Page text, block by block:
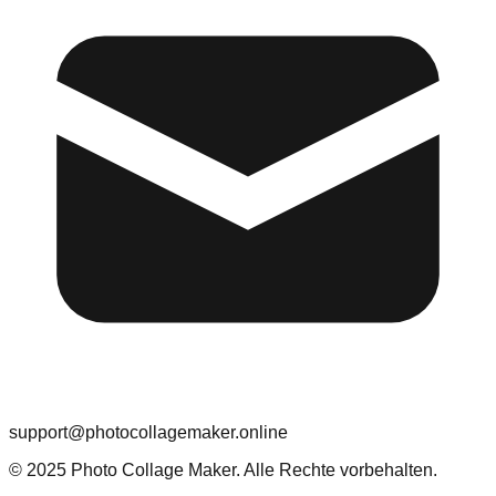
support@photocollagemaker.online
© 2025 Photo Collage Maker. Alle Rechte vorbehalten.